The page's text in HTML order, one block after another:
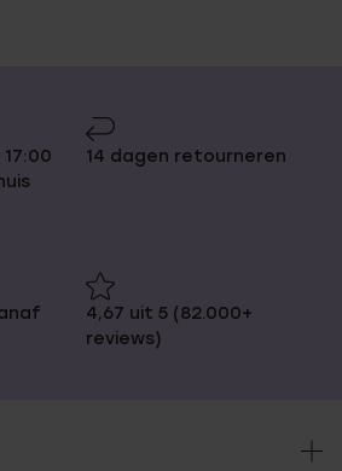
14 dagen retourneren
4,67 uit 5 (82.000+
reviews)